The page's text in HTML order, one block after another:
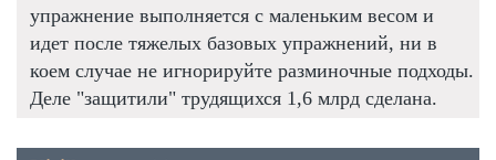
упражнение выполняется с маленьким весом и
идет после тяжелых базовых упражнений, ни в
коем случае не игнорируйте разминочные подходы.
Деле "защитили" трудящихся 1,6 млрд сделана.